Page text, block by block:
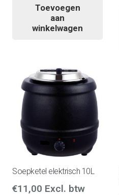
Toevoegen
aan
winkelwagen
Soepketel elektrisch 10L
€11,00 Excl. btw